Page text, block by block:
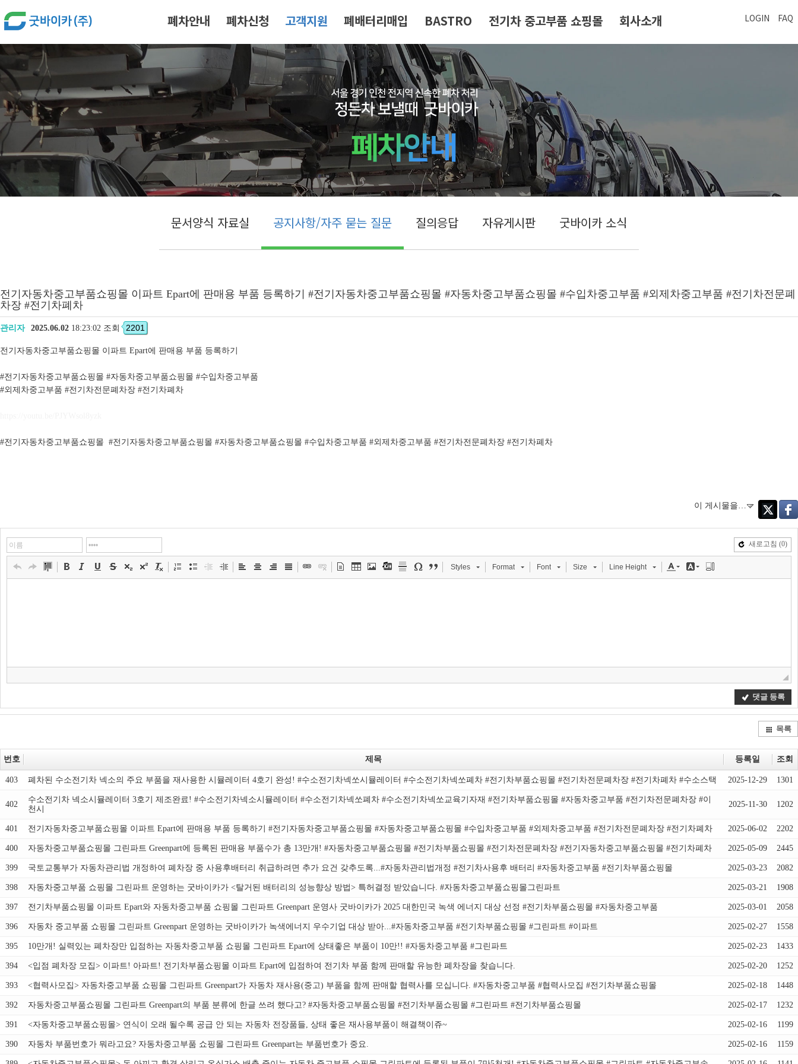
LOGIN FAQ
폐차안내 폐차신청 고객지원 폐배터리매입 BASTRO 전기차 중고부품 쇼핑몰 회사소개
문서양식 자료실 공지사항/자주 묻는 질문 질의응답 자유게시판 굿바이카 소식
전기자동차중고부품쇼핑몰 이파트 Epart에 판매용 부품 등록하기 #전기자동차중고부품쇼핑몰 #자동차중고부품쇼핑몰 #수입차중고부품 #외제차중고부품 #전기차전문폐
차장 #전기차폐차
관리자 2025.06.02 18:23:02 조회 2201
전기자동차중고부품쇼핑몰 이파트 Epart에 판매용 부품 등록하기
#전기자동차중고부품쇼핑몰 #자동차중고부품쇼핑몰 #수입차중고부품
#외제차중고부품 #전기차전문폐차장 #전기차폐차
#전기자동차중고부품쇼핑몰 #전기자동차중고부품쇼핑몰 #자동차중고부품쇼핑몰 #수입차중고부품 #외제차중고부품 #전기차전문폐차장 #전기차폐차
이 게시물을…
Twitter
새로고침 (0)
Styles Format Font Size Line Height
댓글 등록
목록
번호 제목 등록일 조회
403 폐차된 수소전기차 넥소의 주요 부품을 재사용한 시뮬레이터 4호기 완성! #수소전기차넥쏘시뮬레이터 #수소전기차넥쏘폐차 #전기차부품쇼핑몰 #전기차전문폐차장 #전기차폐차 #수소스택 2025-12-29 1301
402
수소전기차 넥소시뮬레이터 3호기 제조완료! #수소전기차넥소시뮬레이터 #수소전기차넥쏘폐차 #수소전기차넥쏘교육기자재 #전기차부품쇼핑몰 #자동차중고부품 #전기차전문폐차장 #이
천시
2025-11-30 1202
401 전기자동차중고부품쇼핑몰 이파트 Epart에 판매용 부품 등록하기 #전기자동차중고부품쇼핑몰 #자동차중고부품쇼핑몰 #수입차중고부품 #외제차중고부품 #전기차전문폐차장 #전기차폐차 2025-06-02 2202
400 자동차중고부품쇼핑몰 그린파트 Greenpart에 등록된 판매용 부품수가 총 13만개! #자동차중고부품쇼핑몰 #전기차부품쇼핑몰 #전기차전문폐차장 #전기자동차중고부품쇼핑몰 #전기차폐차 2025-05-09 2445
399 국토교통부가 자동차관리법 개정하여 폐차장 중 사용후배터리 취급하려면 추가 요건 갖추도록...#자동차관리법개정 #전기차사용후 배터리 #자동차중고부품 #전기차부품쇼핑몰 2025-03-23 2082
398 자동차중고부품 쇼핑몰 그린파트 운영하는 굿바이카가 <탈거된 배터리의 성능향상 방법> 특허결정 받았습니다. #자동차중고부품쇼핑몰그린파트 2025-03-21 1908
397 전기차부품쇼핑몰 이파트 Epart와 자동차중고부품 쇼핑몰 그린파트 Greenpart 운영사 굿바이카가 2025 대한민국 녹색 에너지 대상 선정 #전기차부품쇼핑몰 #자동차중고부품 2025-03-01 2058
396 자동차 중고부품 쇼핑몰 그린파트 Greenpart 운영하는 굿바이카가 녹색에너지 우수기업 대상 받아...#자동차중고부품 #전기차부품쇼핑몰 #그린파트 #이파트 2025-02-27 1558
395 10만개! 실력있는 폐차장만 입점하는 자동차중고부품 쇼핑몰 그린파트 Epart에 상태좋은 부품이 10만!! #자동차중고부품 #그린파트 2025-02-23 1433
394 <입점 폐차장 모집> 이파트! 아파트! 전기차부품쇼핑몰 이파트 Epart에 입점하여 전기차 부품 함께 판매할 유능한 폐차장을 찾습니다. 2025-02-20 1252
393 <협력사모집> 자동차중고부품 쇼핑몰 그린파트 Greenpart가 자동차 재사용(중고) 부품을 함께 판매할 협력사를 모십니다. #자동차중고부품 #협력사모집 #전기차부품쇼핑몰 2025-02-18 1448
392 자동차중고부품쇼핑몰 그린파트 Greenpart의 부품 분류에 한글 쓰려 했다고? #자동차중고부품쇼핑몰 #전기차부품쇼핑몰 #그린파트 #전기차부품쇼핑몰 2025-02-17 1232
391 <자동차중고부품쇼핑몰> 연식이 오래 될수록 공급 안 되는 자동차 전장품들, 상태 좋은 재사용부품이 해결책이쥬~ 2025-02-16 1199
390 자동차 부품번호가 뭐라고요? 자동차중고부품 쇼핑몰 그린파트 Greenpart는 부품번호가 중요. 2025-02-16 1159